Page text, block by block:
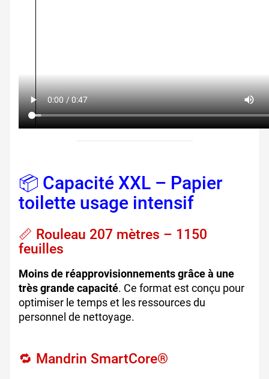
📦 Capacité XXL – Papier
toilette usage intensif
📏 Rouleau 207 mètres – 1150
feuilles
Moins de réapprovisionnements grâce à une
très grande capacité. Ce format est conçu pour
optimiser le temps et les ressources du
personnel de nettoyage.
🔁 Mandrin SmartCore®